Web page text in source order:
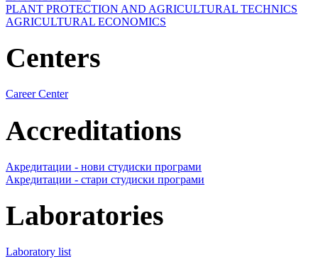
PLANT PROTECTION AND AGRICULTURAL TECHNICS
AGRICULTURAL ECONOMICS
Centers
Career Center
Accreditations
Акредитации - нови студиски програми
Акредитации - стари студиски програми
Laboratories
Laboratory list